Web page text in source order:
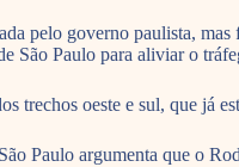
pelo governo paulista,
São Paulo para aliviar o
trechos oeste e sul, que já
Paulo argumenta que o